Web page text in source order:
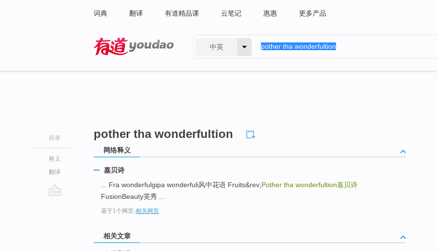
词典 翻译 有道精品课 云笔记 惠惠 更多产品
中英
目录
释义
翻译
pother tha wonderfultion
网络释义
嘉贝诗
... Fra wonderfulgipa wonderfuli风中花语 Fruits&rev;Pother tha wonderfultion嘉贝诗
FusionBeauty芙秀 ...
基于1个网页-相关网页
相关文章